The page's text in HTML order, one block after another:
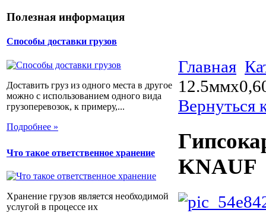
Полезная информация
Способы доставки грузов
Доставить груз из одного места в другое
можно с использованием одного вида
грузоперевозок, к примеру,...
Подробнее »
Что такое ответственное хранение
Хранение грузов является необходимой
услугой в процессе их
Главная
Вернуться
KNAUF